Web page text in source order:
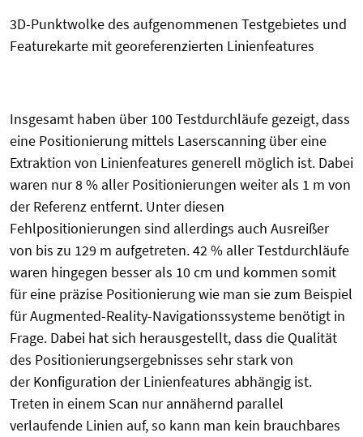
3D-Punktwolke des aufgenommenen Testgebietes und
Featurekarte mit georeferenzierten Linienfeatures
Insgesamt haben über 100 Testdurchläufe gezeigt, dass
eine Positionierung mittels Laserscanning über eine
Extraktion von Linienfeatures generell möglich ist. Dabei
waren nur 8 % aller Positionierungen weiter als 1 m von
der Referenz entfernt. Unter diesen
Fehlpositionierungen sind allerdings auch Ausreißer
von bis zu 129 m aufgetreten. 42 % aller Testdurchläufe
waren hingegen besser als 10 cm und kommen somit
für eine präzise Positionierung wie man sie zum Beispiel
für Augmented-Reality-Navigationssysteme benötigt in
Frage. Dabei hat sich herausgestellt, dass die Qualität
des Positionierungsergebnisses sehr stark von
der Konfiguration der Linienfeatures abhängig ist.
Treten in einem Scan nur annähernd parallel
verlaufende Linien auf, so kann man kein brauchbares